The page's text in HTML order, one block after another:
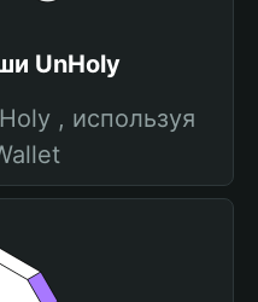
UnHoly
, используя